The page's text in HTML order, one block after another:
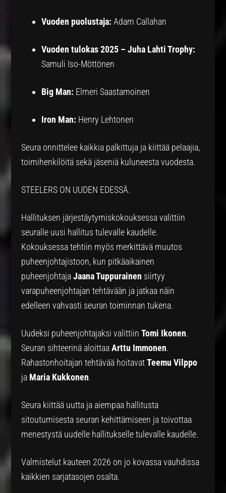
Vuoden puolustaja: Adam Callahan
Vuoden tulokas 2025 – Juha Lahti Trophy:
Samuli Iso-Möttönen
Big Man: Elmeri Saastamoinen
Iron Man: Henry Lehtonen
Seura onnittelee kaikkia palkittuja ja kiittää pelaajia,
toimihenkilöitä sekä jäseniä kuluneesta vuodesta.
STEELERS ON UUDEN EDESSÄ.
Hallituksen järjestäytymiskokouksessa valittiin
seuralle uusi hallitus tulevalle kaudelle.
Kokouksessa tehtiin myös merkittävä muutos
puheenjohtajistoon, kun pitkäaikainen
puheenjohtajaJaana Tuppurainen siirtyy
varapuheenjohtajan tehtävään ja jatkaa näin
edelleen vahvasti seuran toiminnan tukena.
Uudeksi puheenjohtajaksi valittiinTomi Ikonen.
Seuran sihteerinä aloittaaArttu Immonen.
Rahastonhoitajan tehtävää hoitavatTeemu Vilppo
ja Maria Kukkonen.
Seura kiittää uutta ja aiempaa hallitusta
sitoutumisesta seuran kehittämiseen ja toivottaa
menestystä uudelle hallitukselle tulevalle kaudelle.
Valmistelut kauteen 2026 on jo kovassa vauhdissa
kaikkien sarjatasojen osalta.